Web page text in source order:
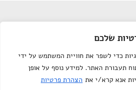
שלכם
כדי לשפר את חוויית המשתמש על ידי
תעבורת האתר. למידע נוסף על אופן
אנא קרא/י את הצהרת פרטיות